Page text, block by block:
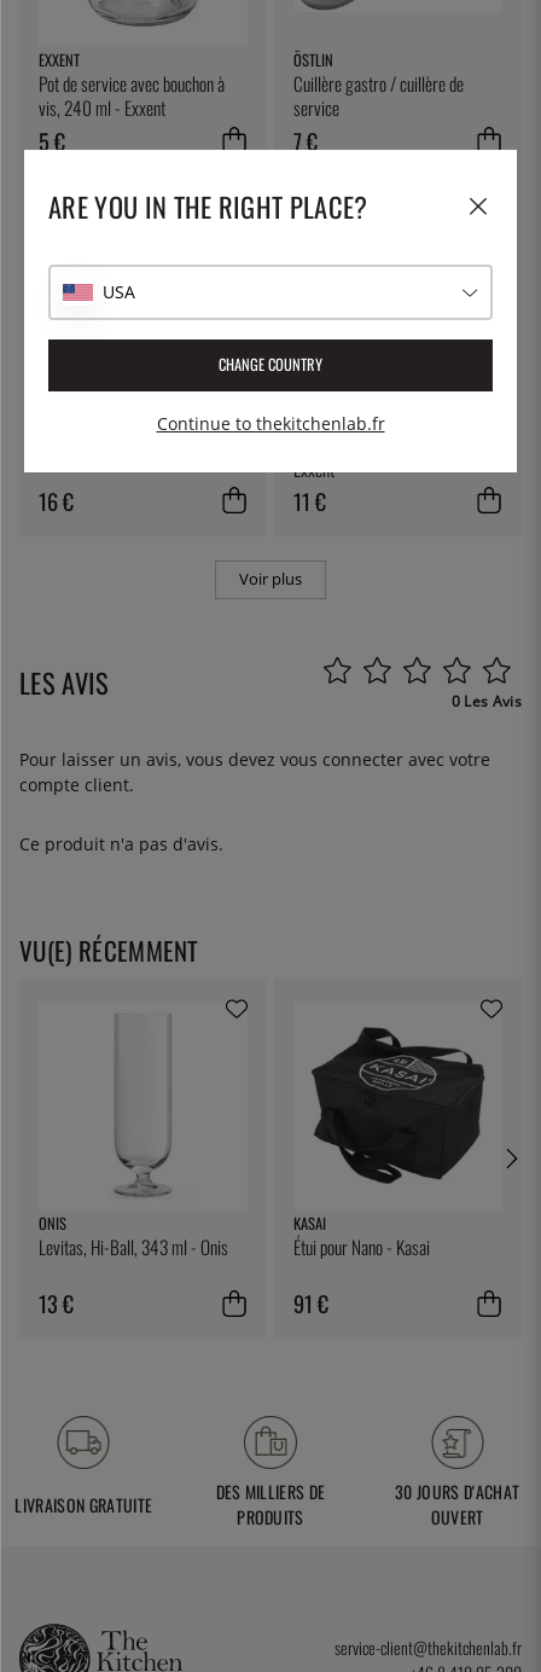
EXXENT
Pot de service avec bouchon à
vis, 240 ml - Exxent
5 €
ÖSTLIN
Cuillère gastro / cuillère de
service
7 €
16 €
EXXENT
Exxent
11 €
Voir plus
LES AVIS 0 Les Avis
Pour laisser un avis, vous devez vous connecter avec votre
compte client.
Ce produit n'a pas d'avis.
VU(E) RÉCEMMENT
ONIS
Levitas, Hi-Ball, 343 ml - Onis
13 €
KASAI
Étui pour Nano - Kasai
91 €
LIVRAISON GRATUITE
DES MILLIERS DE
PRODUITS
30 JOURS D'ACHAT
OUVERT
service-client@thekitchenlab.fr
ARE YOU IN THE RIGHT PLACE?
USA
CHANGE COUNTRY
Continue to thekitchenlab.fr